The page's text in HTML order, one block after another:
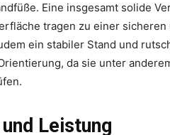
Eine insgesamt solide
tragen zu einer
ein stabiler Stand und
da sie unter
Leistung